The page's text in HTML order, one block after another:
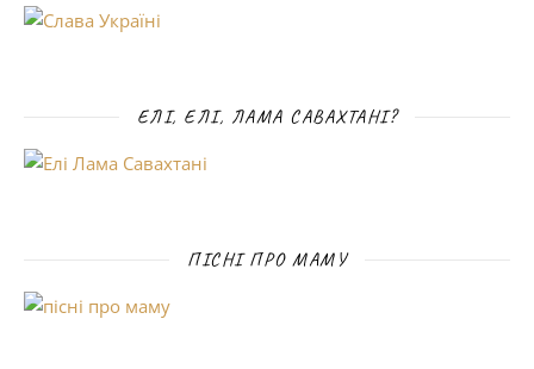
ЕЛІ, ЕЛІ, ЛАМА САВАХТАНІ?
ПІСНІ ПРО МАМУ